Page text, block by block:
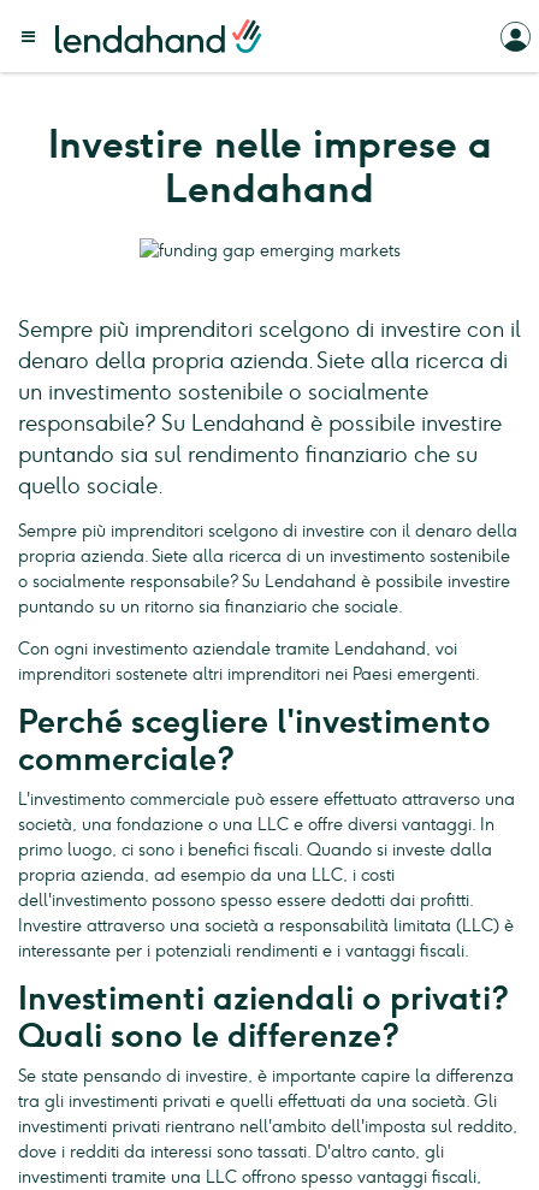
Investire nelle imprese a
Lendahand
Sempre più imprenditori scelgono di investire con il
denaro della propria azienda. Siete alla ricerca di
un investimento sostenibile o socialmente
responsabile? Su Lendahand è possibile investire
puntando sia sul rendimento finanziario che su
quello sociale.
Sempre più imprenditori scelgono di investire con il denaro della
propria azienda. Siete alla ricerca di un investimento sostenibile
o socialmente responsabile? Su Lendahand è possibile investire
puntando su un ritorno sia finanziario che sociale.
Con ogni investimento aziendale tramite Lendahand, voi
imprenditori sostenete altri imprenditori nei Paesi emergenti.
Perché scegliere l'investimento
commerciale?
L'investimento commerciale può essere effettuato attraverso una
società, una fondazione o una LLC e offre diversi vantaggi. In
primo luogo, ci sono i benefici fiscali. Quando si investe dalla
propria azienda, ad esempio da una LLC, i costi
dell'investimento possono spesso essere dedotti dai profitti.
Investire attraverso una società a responsabilità limitata (LLC) è
interessante per i potenziali rendimenti e i vantaggi fiscali.
Investimenti aziendali o privati?
Quali sono le differenze?
Se state pensando di investire, è importante capire la differenza
tra gli investimenti privati e quelli effettuati da una società. Gli
investimenti privati rientrano nell'ambito dell'imposta sul reddito,
dove i redditi da interessi sono tassati. D'altro canto, gli
investimenti tramite una LLC offrono spesso vantaggi fiscali,